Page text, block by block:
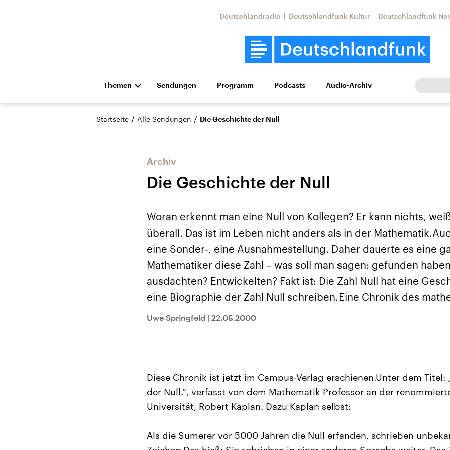
Deutschlandradio Deutschlandfunk Kultur Deutschlandfunk
Themen
Die Nachrichten Politik Wirtschaft Wissen Kultur Europa
Hörspiel und Feature Musik
Anhalt 2026
Sachsen-Anhalt wählt
einen neuen Landtag.
Bundesland von einer
und FDP regiert.-
Wahlprogramme,
Hintergründe zu den
Parteien und Kandidaten
Aktuelle Beiträge,
Hintergründe
militärisch gehören die
den mächtigsten
großem Einfluss auf das
Aktuelle Lage und
Der Überfall der
Terrororganisation
auf Israel hat in der
Gewalt entfacht. Israel
zerstören. Diese wird wie
Aktuelle Lage und
Der Iran – seit der
1979 auch
von einem
regierter Staat im
zu Israel und zu
Sendungen Programm Podcasts Audio-Archiv
Startseite / Alle Sendungen / Die Geschichte der Null
Archiv
Die Geschichte der Null
Woran erkennt man eine Null von Kollegen? Er kann nichts,
überall. Das ist im Leben nicht anders als in der
eine Sonder-, eine Ausnahmestellung. Daher dauerte es eine
Mathematiker diese Zahl – was soll man sagen: gefunden
ausdachten? Entwickelten? Fakt ist: Die Zahl Null hat eine
eine Biographie der Zahl Null schreiben.Eine Chronik des
Uwe Springfeld | 22.05.2000
Diese Chronik ist jetzt im Campus-Verlag erschienen.Unter dem Titel:
der Null.“, verfasst von dem Mathematik Professor an der
Universität, Robert Kaplan. Dazu Kaplan selbst:
Als die Sumerer vor 5000 Jahren die Null erfanden, schrieben